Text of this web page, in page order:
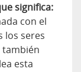
significa:
con el
los seres
también
esta